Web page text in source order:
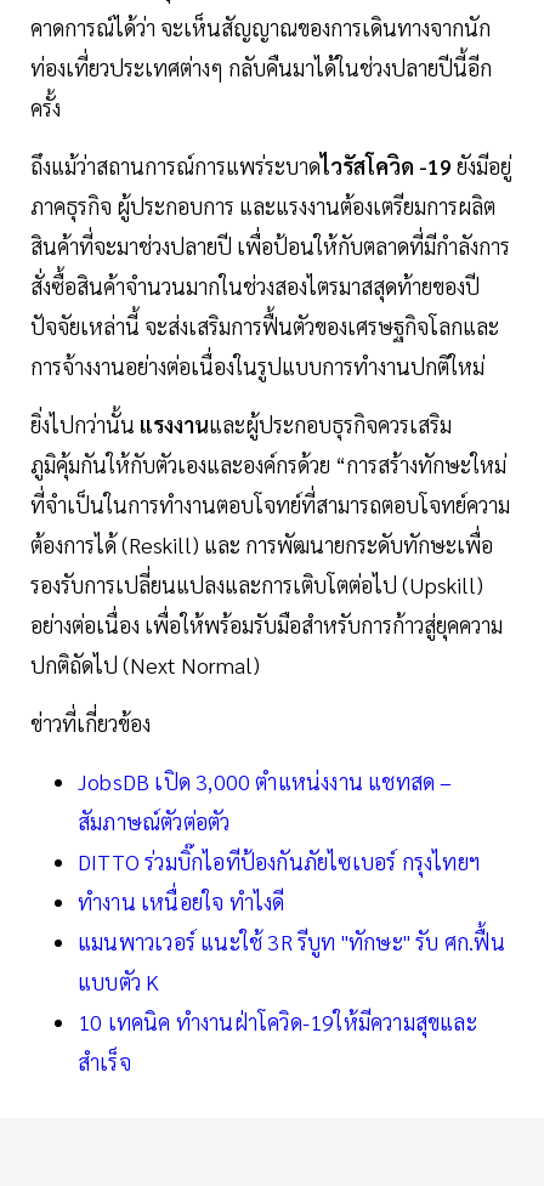
คาดการณ์ได้ว่า จะเห็นสัญญาณของการเดินทางจากนัก
ท่องเที่ยวประเทศต่างๆ กลับคืนมาได้ในช่วงปลายปีนี้อีก
ครั้ง
ถึงแม้ว่าสถานการณ์การแพร่ระบาดไวรัสโควิด -19 ยังมีอยู่
ภาคธุรกิจ ผู้ประกอบการ และแรงงานต้องเตรียมการผลิต
สินค้าที่จะมาช่วงปลายปี เพื่อป้อนให้กับตลาดที่มีกำลังการ
สั่งซื้อสินค้าจำนวนมากในช่วงสองไตรมาสสุดท้ายของปี
ปัจจัยเหล่านี้ จะส่งเสริมการฟื้นตัวของเศรษฐกิจโลกและ
การจ้างงานอย่างต่อเนื่องในรูปแบบการทำงานปกติใหม่
ยิ่งไปกว่านั้น แรงงานและผู้ประกอบธุรกิจควรเสริม
ภูมิคุ้มกันให้กับตัวเองและองค์กรด้วย “การสร้างทักษะใหม่
ที่จำเป็นในการทำงานตอบโจทย์ที่สามารถตอบโจทย์ความ
ต้องการได้ (Reskill) และ การพัฒนายกระดับทักษะเพื่อ
รองรับการเปลี่ยนแปลงและการเติบโตต่อไป (Upskill)
อย่างต่อเนื่อง เพื่อให้พร้อมรับมือสำหรับการก้าวสู่ยุคความ
ปกติถัดไป (Next Normal)
ข่าวที่เกี่ยวข้อง
JobsDB เปิด 3,000 ตำแหน่งงาน แชทสด –
สัมภาษณ์ตัวต่อตัว
DITTO ร่วมบิ๊กไอทีป้องกันภัยไซเบอร์ กรุงไทยฯ
ทำงาน เหนื่อยใจ ทำไงดี
แมนพาวเวอร์ แนะใช้ 3R รีบูท "ทักษะ" รับ ศก.ฟื้น
แบบตัว K
10 เทคนิค ทำงานฝ่าโควิด-19ให้มีความสุขและ
สำเร็จ